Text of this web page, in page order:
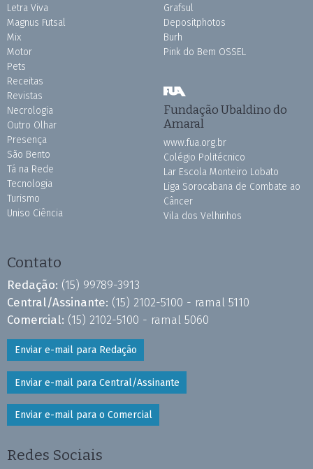
Letra Viva
Magnus Futsal
Mix
Motor
Pets
Receitas
Revistas
Necrologia
Outro Olhar
Presença
São Bento
Tá na Rede
Tecnologia
Turismo
Uniso Ciência
Grafsul
Depositphotos
Burh
Pink do Bem OSSEL
Fundação Ubaldino do
Amaral
www.fua.org.br
Colégio Politécnico
Lar Escola Monteiro Lobato
Liga Sorocabana de Combate ao
Câncer
Vila dos Velhinhos
Contato
Redação: (15) 99789-3913
Central/Assinante: (15) 2102-5100 - ramal 5110
Comercial: (15) 2102-5100 - ramal 5060
Enviar e-mail para Redação
Enviar e-mail para Central/Assinante
Enviar e-mail para o Comercial
Redes Sociais